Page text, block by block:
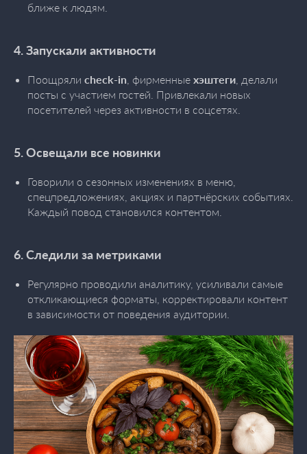
ближе к людям.
4. Запускали активности
Поощряли check-in , фирменные хэштеги , делали
посты с участием гостей. Привлекали новых
посетителей через активности в соцсетях.
5. Освещали все новинки
Говорили о сезонных изменениях в меню,
спецпредложениях, акциях и партнёрских событиях.
Каждый повод становился контентом.
6. Следили за метриками
Регулярно проводили аналитику, усиливали самые
откликающиеся форматы, корректировали контент
в зависимости от поведения аудитории.